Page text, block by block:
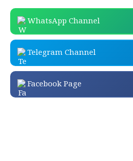
WhatsApp Channel
Telegram Channel
Facebook Page